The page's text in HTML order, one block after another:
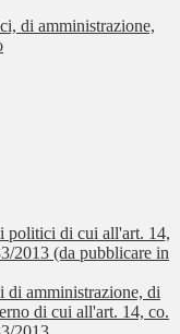
di amministrazione,
politici di cui all'art. 14,
2013 (da pubblicare in
amministrazione, di
di cui all'art. 14, co.